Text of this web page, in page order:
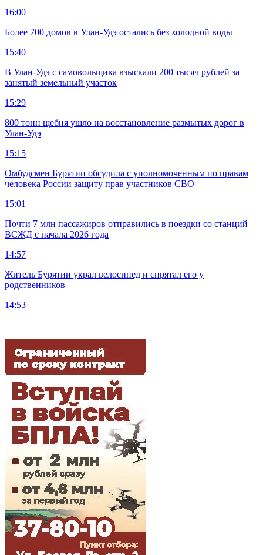
16:00
Более 700 домов в Улан-Удэ остались без холодной воды
15:40
В Улан-Удэ с самовольщика взыскали 200 тысяч рублей за
занятый земельный участок
15:29
800 тонн щебня ушло на восстановление размытых дорог в
Улан-Удэ
15:15
Омбудсмен Бурятии обсудила с уполномоченным по правам
человека России защиту прав участников СВО
15:01
Почти 7 млн пассажиров отправились в поездки со станций
ВСЖД с начала 2026 года
14:57
Житель Бурятии украл велосипед и спрятал его у
родственников
14:53